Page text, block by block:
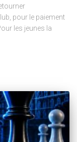
pour le paiement
les jeunes la